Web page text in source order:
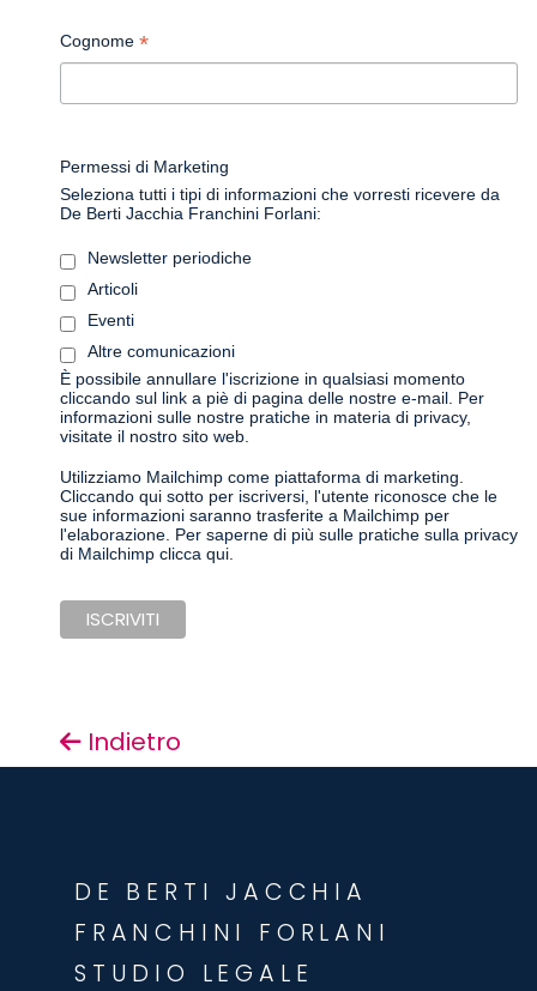
Cognome *
Permessi di Marketing
Seleziona tutti i tipi di informazioni che vorresti ricevere da
De Berti Jacchia Franchini Forlani:
Newsletter periodiche
Articoli
Eventi
Altre comunicazioni
È possibile annullare l'iscrizione in qualsiasi momento
cliccando sul link a piè di pagina delle nostre e-mail. Per
informazioni sulle nostre pratiche in materia di privacy,
visitate il nostro sito web.
Utilizziamo Mailchimp come piattaforma di marketing.
Cliccando qui sotto per iscriversi, l'utente riconosce che le
sue informazioni saranno trasferite a Mailchimp per
l'elaborazione. Per saperne di più sulle pratiche sulla privacy
di Mailchimp clicca qui.
Indietro
DE BERTI JACCHIA
FRANCHINI FORLANI
STUDIO LEGALE